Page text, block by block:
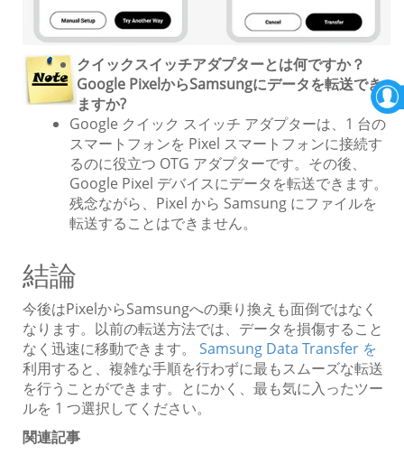
クイックスイッチアダプターとは何ですか？
Google PixelからSamsungにデータを転送でき
ますか?
Google クイック スイッチ アダプターは、1 台の
スマートフォンを Pixel スマートフォンに接続す
るのに役立つ OTG アダプターです。その後、
Google Pixel デバイスにデータを転送できます。
残念ながら、Pixel から Samsung にファイルを
転送することはできません。
結論
今後はPixelからSamsungへの乗り換えも面倒ではなく
なります。以前の転送方法では、データを損傷すること
なく迅速に移動できます。 Samsung Data Transfer を
利用すると、複雑な手順を行わずに最もスムーズな転送
を行うことができます。とにかく、最も気に入ったツー
ルを 1 つ選択してください。
関連記事